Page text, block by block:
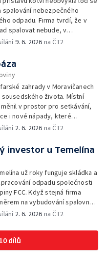
spalování nebezpečného
odpadu. Firma tvrdí, že v
spalovat nebude, v
k posuzování vlivů na životní
9. 6. 2026 na ČT2
zahrady v Moravičanech
sousedského života. Místní
v prostor pro setkávání,
i nové nápady, které
a pomáhají rozhýbat život
2. 6. 2026 na ČT2
investor u Temelína
už roky funguje skládka a
odpadu společnosti
FCC. Když stejná firma
na vybudování spalovny
odpadů, okolní obce se
dosavadním provozem i kauza
v Mydlovarech.
2. 6. 2026 na ČT2
dílů